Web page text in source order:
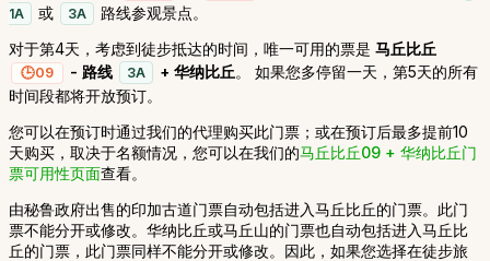
1A 或 3A
路线参观景点。
对于第4天，考虑到徒步抵达的时间，唯一可用的票是 马丘比丘
09 - 路线 3A + 华纳比丘。 如果您多停留一天，第5天的所有
时间段都将开放预订。
您可以在预订时通过我们的代理购买此门票；或在预订后最多提前10
天购买，取决于名额情况，您可以在我们的马丘比丘09 + 华纳比丘门
票可用性页面查看。
由秘鲁政府出售的印加古道门票自动包括进入马丘比丘的门票。此门
票不能分开或修改。华纳比丘或马丘山的门票也自动包括进入马丘比
丘的门票，此门票同样不能分开或修改。因此，如果您选择在徒步旅